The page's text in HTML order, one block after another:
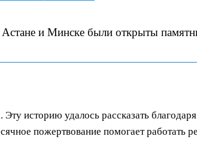
и Минске были открыты
историю удалось рассказать
пожертвование помогает работать